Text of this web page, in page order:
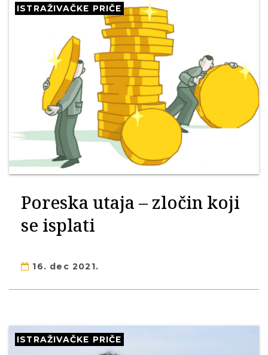
ISTRAŽIVAČKE PRIČE
Poreska utaja – zločin koji
se isplati
16. dec 2021.
ISTRAŽIVAČKE PRIČE